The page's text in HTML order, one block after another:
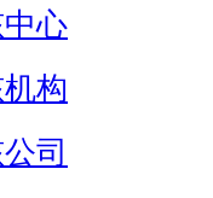
心
构
司